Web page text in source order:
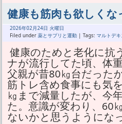
健康も筋肉も欲しくな
2026年02月24日 火曜日
Filed under 薬とサプリと運動 | Tags: マルトデ
健康のためと老化に抗
ナが流行してた頃、体
父親が昔80㎏台だった
筋トレ含め食事にも気
㎏まで減量したが、今
た。意識が変わり、60
ないかと思うようにな